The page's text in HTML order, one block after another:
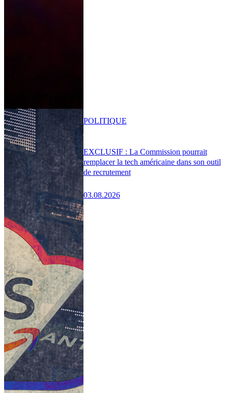
EXCLUSIF : La Commission pourrait
remplacer la tech américaine dans son outil
de recrutement
03.08.2026
POLITIQUE